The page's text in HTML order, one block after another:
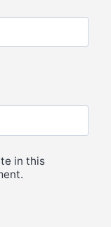
in this